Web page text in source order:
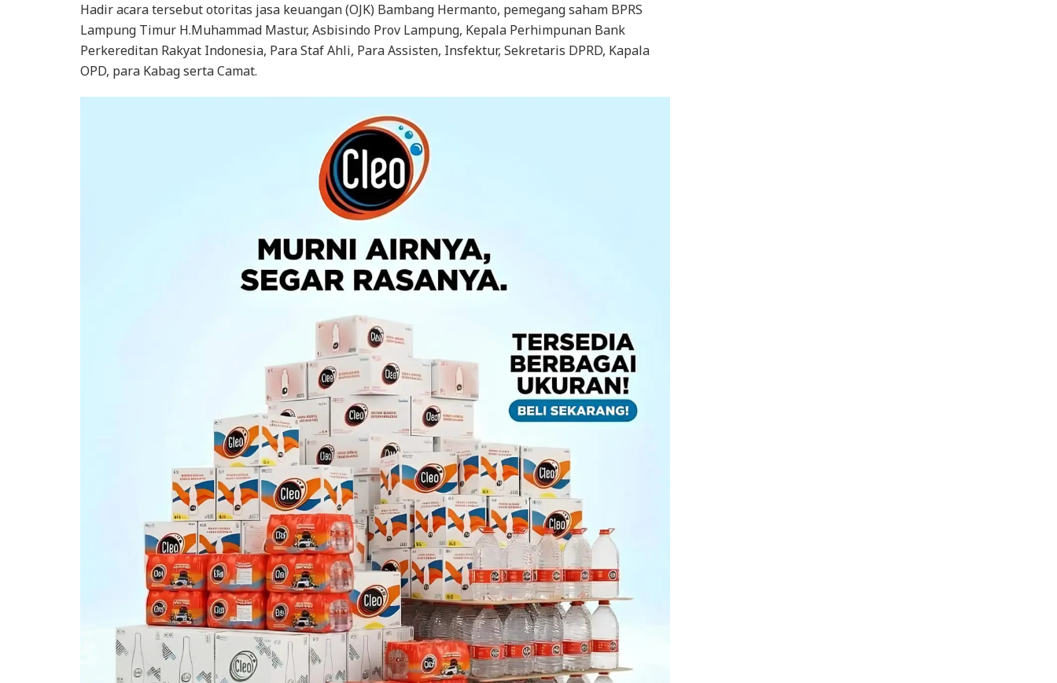
Hadir acara tersebut otoritas jasa keuangan (OJK) Bambang Hermanto, pemegang saham BPRS
Lampung Timur H.Muhammad Mastur, Asbisindo Prov Lampung, Kepala Perhimpunan Bank
Perkereditan Rakyat Indonesia, Para Staf Ahli, Para Assisten, Insfektur, Sekretaris DPRD, Kapala
OPD, para Kabag serta Camat.